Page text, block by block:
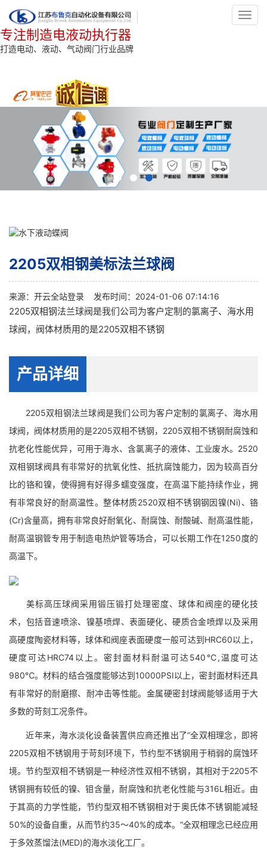
专注制造电液动执行器
打造电动、液动、气动阀门行业品牌
2205双相钢美标法兰球阀
来源： 开云全站登录 发布时间：2024-01-06 07:14:16
2205双相钢法兰球阀是我们公司为客户定制的氯离子、海水用
球阀，阀体材质用的是2205双相不锈钢
产品详细
2205双相钢法兰球阀是我们公司为客户定制的氯离子、海水用
球阀，阀体材质用的是2205双相不锈钢，2205双相不锈钢耐腐蚀和
抗老化性能优异，可用于海水、含氯离子的液体、工业废水。2520
双相钢球阀具有非常好的抗氧化性、抵抗腐蚀能力，因为较高百分
比的铬和镍，使得拥有好得多蠕变强度，在高温下能持续作业，拥
有非常良好的耐高温性。整体材质2520双相不锈钢钢因镍(Ni)、铬
(Cr)含量高，拥有非常良好耐氧化、耐腐蚀、耐酸碱、耐高温性能，
耐高温钢管专用于制造电热炉管等场合，可以长期工作在1250度的
高温下。
美标高压球阀采用锻压锻打处理密度、球体和阀座的硬化技
术，包括音速喷涂、镍基喷焊、表面硬化、硬质合金喷焊以及采用
高硬度陶瓷材料等，球体和阀座表面硬度一般可达到HRC60以上，
硬度可达HRC74以上。密封面材料耐温可达540℃,温度可达
980℃。材料的结合强度能够达到10000PSI以上，密封面材料还具
有非常好的耐磨擦、耐冲击等性能。金属硬密封球阀能够适用于大
多数的苛刻工况条件。
近年来，海水淡化设备装置供应商还推出了“全双相理念，即将
2205双相不锈钢用于苛刻环境下，节约型不锈钢用于稍弱的腐蚀环
境。节约型双相不锈钢是一种经济性双相不锈钢，其相对于2205不
锈钢拥有较低的镍、钼含量，耐腐蚀和抗老化性能与316L相近。由
于其高的力学性能，节约型双相不锈钢相对于奥氏体不锈钢能减轻
50%的设备自重，从而节约35～40%的成本。“全双相理念已经应用
于多效蒸馏法(MED)的海水淡化工厂。